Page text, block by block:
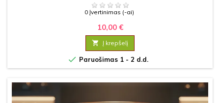
0 Įvertinimas (-ai)
10,00 €
 Į krepšelį
 Paruošimas 1 - 2 d.d.